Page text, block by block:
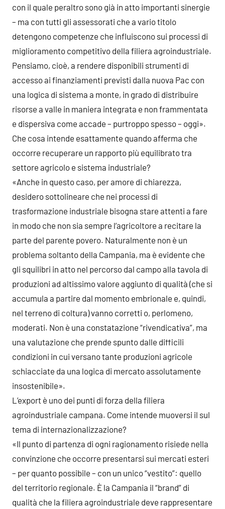
con il quale peraltro sono già in atto importanti sinergie
– ma con tutti gli assessorati che a vario titolo
detengono competenze che influiscono sui processi di
miglioramento competitivo della filiera agroindustriale.
Pensiamo, cioè, a rendere disponibili strumenti di
accesso ai finanziamenti previsti dalla nuova Pac con
una logica di sistema a monte, in grado di distribuire
risorse a valle in maniera integrata e non frammentata
e dispersiva come accade – purtroppo spesso – oggi».
Che cosa intende esattamente quando afferma che
occorre recuperare un rapporto più equilibrato tra
settore agricolo e sistema industriale?
«Anche in questo caso, per amore di chiarezza,
desidero sottolineare che nei processi di
trasformazione industriale bisogna stare attenti a fare
in modo che non sia sempre l’agricoltore a recitare la
parte del parente povero. Naturalmente non è un
problema soltanto della Campania, ma è evidente che
gli squilibri in atto nel percorso dal campo alla tavola di
produzioni ad altissimo valore aggiunto di qualità (che si
accumula a partire dal momento embrionale e, quindi,
nel terreno di coltura) vanno corretti o, perlomeno,
moderati. Non è una constatazione “rivendicativa”, ma
una valutazione che prende spunto dalle difficili
condizioni in cui versano tante produzioni agricole
schiacciate da una logica di mercato assolutamente
insostenibile».
L’export è uno dei punti di forza della filiera
agroindustriale campana. Come intende muoversi il sul
tema di internazionalizzazione?
«Il punto di partenza di ogni ragionamento risiede nella
convinzione che occorre presentarsi sui mercati esteri
– per quanto possibile – con un unico “vestito”: quello
del territorio regionale. È la Campania il “brand” di
qualità che la filiera agroindustriale deve rappresentare